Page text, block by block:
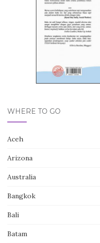
WHERE TO GO
Aceh
Arizona
Australia
Bangkok
Bali
Batam